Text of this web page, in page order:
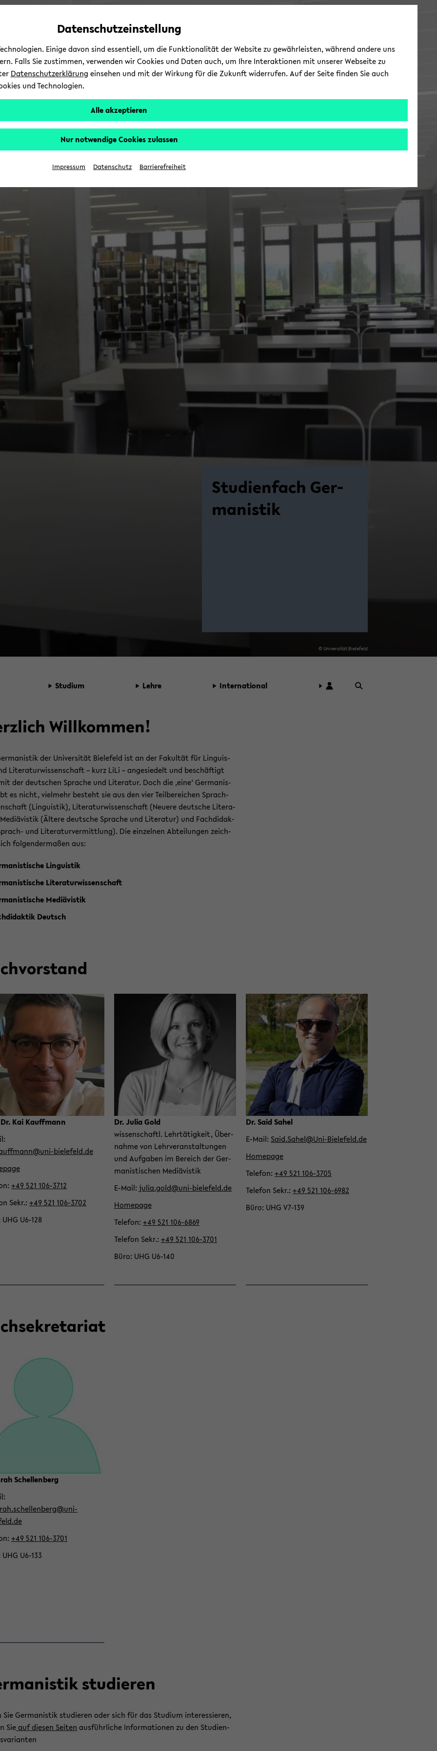
Automatische
vermeiden
zum
wechseln
zum
wechseln
zum
wechseln
Stu­di­um Lehre In­ter­na­tio­nal
Stu­di­en­fach Ger­
ma­nis­tik
© Uni­ver­si­tät Bie­le­feld
Will­kom­men!
der Uni­ver­si­tät Bie­le­feld ist an der Fa­kul­tät für Lin­gu­is­
Li­te­ra­tur­wis­sen­schaft – kurz LiLi – an­ge­sie­delt und be­schäf­tigt
der deut­schen Spra­che und Li­te­ra­tur. Doch die ‚eine‘ Ger­ma­nis­
es nicht, viel­mehr be­steht sie aus den vier Teil­be­rei­chen Sprach­
(Lin­gu­is­tik), Li­te­ra­tur­wis­sen­schaft (Neue­re deut­sche Li­te­ra­
(Äl­te­re deut­sche Spra­che und Li­te­ra­tur) und Fach­di­dak­
und Li­te­ra­tur­ver­mitt­lung). Die ein­zel­nen Ab­tei­lun­gen zeich­
fol­gen­der­ma­ßen aus:
Lin­gu­is­tik
Li­te­ra­tur­wis­sen­schaft
Me­di­ävis­tik
Deutsch
Kai Kauffmann
​bielefeld.de
+49 521 106-​3712
Sekr. +49 521 106-​3702
UHG U6-​128
Dr. Julia Gold
wis­sen­schaftl. Lehr­tä­tig­keit, Über­
nah­me von Lehr­ver­an­stal­tun­gen
und Auf­ga­ben im Be­reich der Ger­
ma­nis­ti­schen Me­di­ävis­tik
E-​Mail julia.gold@uni-​bielefeld.de
Home­page
Te­le­fon +49 521 106-​6869
Te­le­fon Sekr. +49 521 106-​3701
Büro UHG U6-​140
Dr. Said Sahel
E-​Mail Said.Sahel@Uni-​Bielefeld.de
Home­page
Te­le­fon +49 521 106-​3705
Te­le­fon Sekr. +49 521 106-​6982
Büro UHG V7-​139
Schel­len­berg
+49 521 106-​3701
UHG U6-​133
stu­die­ren
Sie Ger­ma­nis­tik stu­die­ren oder sich für das Stu­di­um in­ter­es­sie­ren,
Sieauf die­sen Sei­ten aus­führ­li­che In­for­ma­tio­nen zu den Stu­di­en­
Datenschutzeinstellung
Einige davon sind essentiell, um die Funktionalität der Website zu gewährleisten, während andere uns
Falls Sie zustimmen, verwenden wir Cookies und Daten auch, um Ihre Interaktionen mit unserer Webseite zu
Datenschutzerklärung einsehen und mit der Wirkung für die Zukunft widerrufen. Auf der Seite finden Sie auch
und Technologien.
Alle akzeptieren
Nur notwendige Cookies zulassen
Impressum Datenschutz Barrierefreiheit